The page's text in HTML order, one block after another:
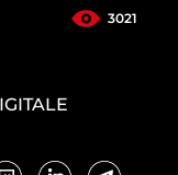
3021